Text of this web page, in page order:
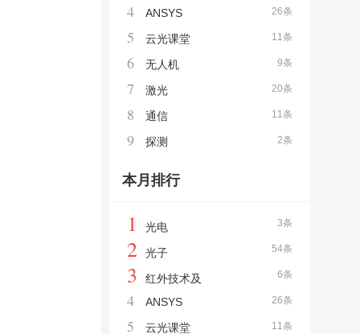
26条
4 ANSYS
11条
5 云光课堂
9条
6 无人机
20条
7 激光
11条
8 通信
2条
9 探测
本月排行
3条
1 光电
54条
2 光子
6条
3 红外技术及
26条
4 ANSYS
11条
5 云光课堂